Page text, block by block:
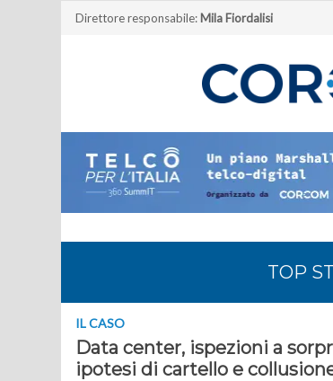
Direttore responsabile: Mila Fiordalisi
TOP
IL CASO
Data center, ispezioni a
ipotesi di cartello e